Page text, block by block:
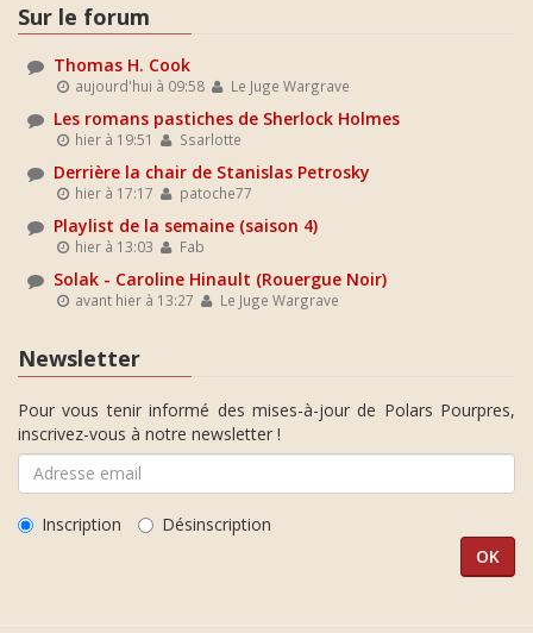
Sur le forum
Thomas H. Cook
aujourd'hui à 09:58 Le Juge Wargrave
Les romans pastiches de Sherlock Holmes
hier à 19:51 Ssarlotte
Derrière la chair de Stanislas Petrosky
hier à 17:17 patoche77
Playlist de la semaine (saison 4)
hier à 13:03 Fab
Solak - Caroline Hinault (Rouergue Noir)
avant hier à 13:27 Le Juge Wargrave
Newsletter
Pour vous tenir informé des mises-à-jour de Polars Pourpres,
inscrivez-vous à notre newsletter !
Inscription Désinscription